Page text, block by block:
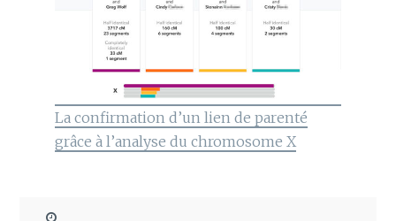
La confirmation d’un lien de parenté
grâce à l’analyse du chromosome X